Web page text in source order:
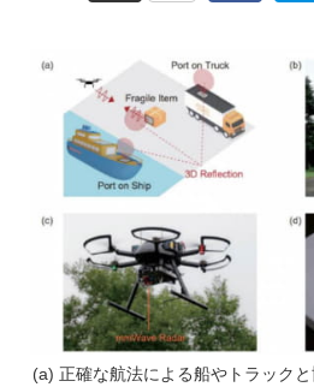
(a) 正確な航法による船やトラック